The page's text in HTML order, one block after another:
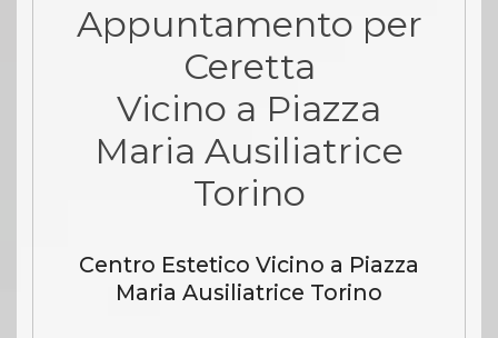
Appuntamento per
Ceretta
Vicino a Piazza
Maria Ausiliatrice
Torino
Centro Estetico Vicino a Piazza
Maria Ausiliatrice Torino